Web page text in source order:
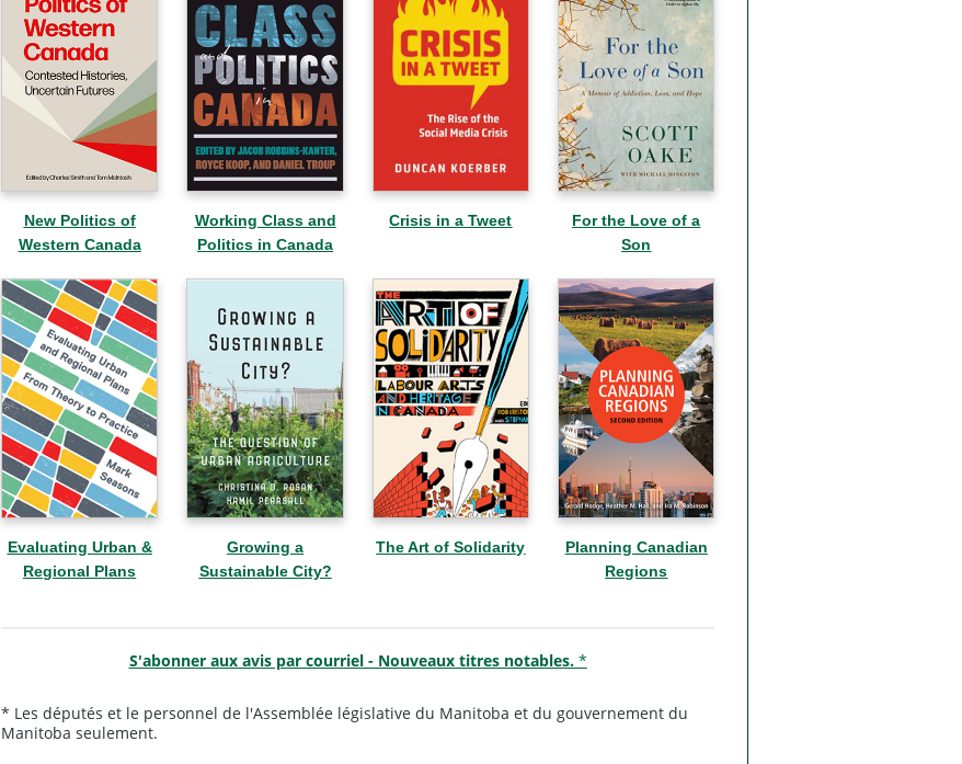
New Politics of
Western Canada
Working Class and
Politics in Canada
Crisis in a Tweet
For the Love of a
Son
Evaluating Urban &
Regional Plans
Growing a
Sustainable City?
The Art of Solidarity
Planning Canadian
Regions
S'abonner aux avis par courriel - Nouveaux titres notables.*
* Les députés et le personnel de l'Assemblée législative du Manitoba et du gouvernement du
Manitoba seulement.